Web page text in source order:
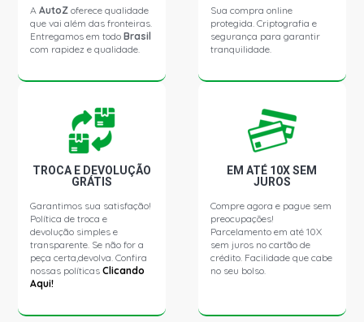
- 2008)
206 HOLIDAY HATCH 1.4 8V TU3JP(KFW) GASOLINA
206 PRESENCE HATCH 1.4 8V GASOLINA (2004 - 2008)
206 SW-PRESENCE SW 1.4 8V FLEX (2005 - 2008)
207 XR HATCH 1.4 8V FLEX (2008 - 2016)
207 XR SPORT HATCH 1.4 8V FLEX (2009 - 2014)
AAutoZ oferece qualidade
que vai além das fronteiras.
Entregamos em todoBrasil
com rapidez e qualidade.
Sua compra online
protegida. Criptografia e
segurança para garantir
tranquilidade.
TROCA E DEVOLUÇÃO
GRÁTIS
Garantimos sua satisfação!
Política de troca e
devolução simples e
transparente. Se não for a
peça certa,devolva. Confira
nossas políticasClicando
Aqui!
EM ATÉ 10X SEM
JUROS
Compre agora e pague sem
preocupações!
Parcelamento em até 10X
sem juros no cartão de
crédito. Facilidade que cabe
no seu bolso.